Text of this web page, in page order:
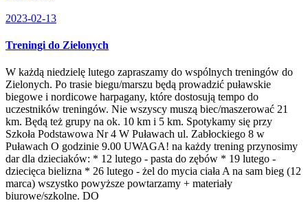
2023-02-13
Treningi do Zielonych
W każdą niedzielę lutego zapraszamy do wspólnych treningów do
Zielonych. Po trasie biegu/marszu będą prowadzić puławskie
biegowe i nordicowe harpagany, które dostosują tempo do
uczestników treningów. Nie wszyscy muszą biec/maszerować 21
km. Będą też grupy na ok. 10 km i 5 km. Spotykamy się przy
Szkoła Podstawowa Nr 4 W Puławach ul. Zabłockiego 8 w
Puławach O godzinie 9.00 UWAGA! na każdy trening przynosimy
dar dla dzieciaków: * 12 lutego - pasta do zębów * 19 lutego -
dziecięca bielizna * 26 lutego - żel do mycia ciała A na sam bieg (12
marca) wszystko powyższe powtarzamy + materiały
biurowe/szkolne. DO